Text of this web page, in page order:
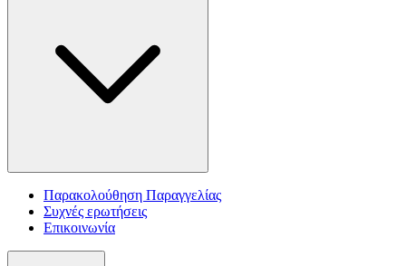
Παρακολούθηση Παραγγελίας
Συχνές ερωτήσεις
Επικοινωνία